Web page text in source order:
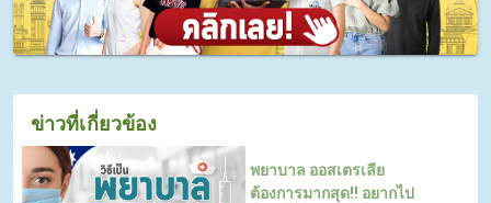
ข่าวที่เกี่ยวข้อง
พยาบาล ออสเตรเลีย
ต้องการมากสุด!! อยากไป